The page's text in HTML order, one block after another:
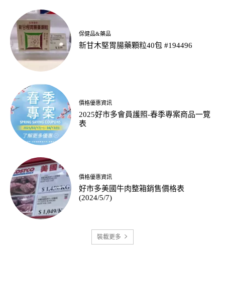
保健品&藥品
新甘木堅胃腸藥顆粒40包 #194496
價格優惠資訊
2025好市多會員護照-春季專案商品一覽
表
價格優惠資訊
好市多美國牛肉整箱銷售價格表
(2024/5/7)
裝載更多